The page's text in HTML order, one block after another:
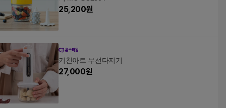
25,200원
키친아트 무선다지기
27,000원